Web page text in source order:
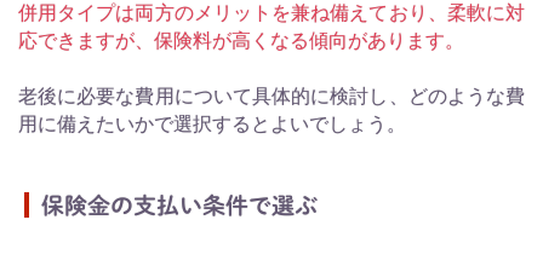
併用タイプは両方のメリットを兼ね備えており、柔軟に対
応できますが、保険料が高くなる傾向があります。
老後に必要な費用について具体的に検討し、どのような費
用に備えたいかで選択するとよいでしょう。
保険金の支払い条件で選ぶ